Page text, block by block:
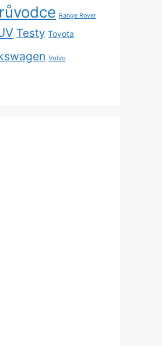
Range Rover
Testy Toyota
Volvo